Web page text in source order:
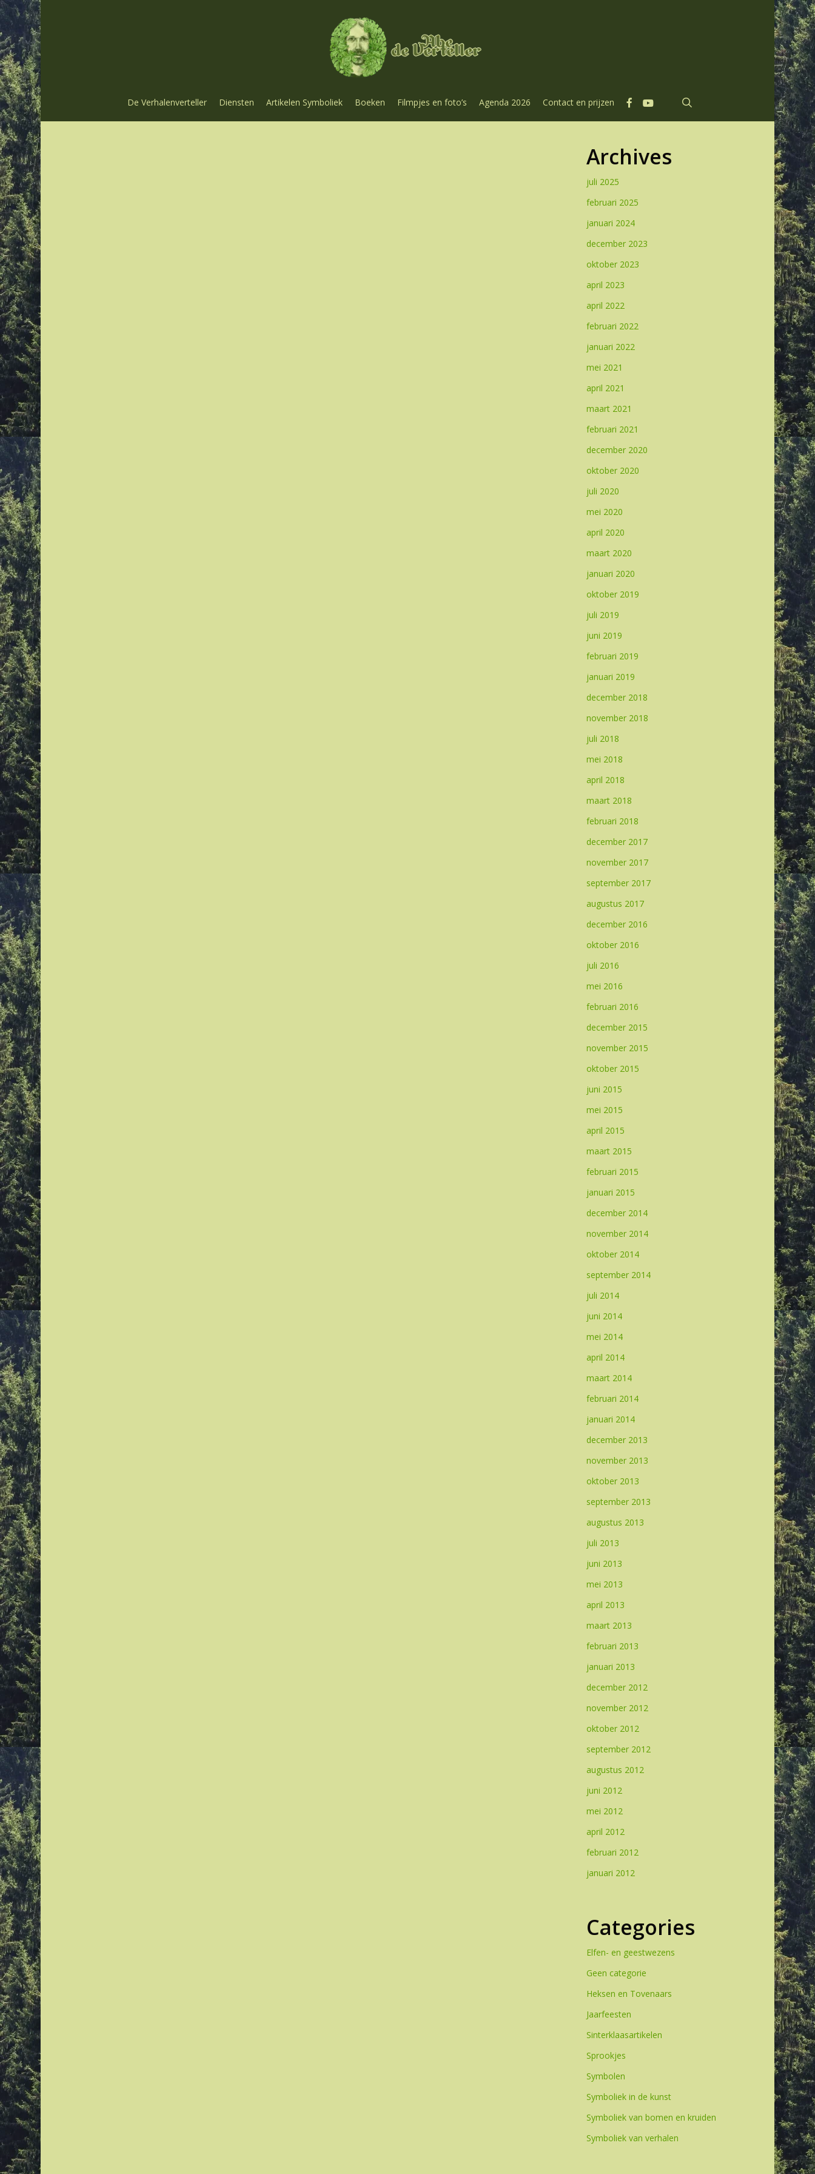
Skip
to
main
content
De Verhalenverteller Diensten Artikelen Symboliek Boeken Filmpjes en foto’s Agenda 2026 Contact en prijzen facebookyoutube
Archives
juli 2025
februari 2025
januari 2024
december 2023
oktober 2023
april 2023
april 2022
februari 2022
januari 2022
mei 2021
april 2021
maart 2021
februari 2021
december 2020
oktober 2020
juli 2020
mei 2020
april 2020
maart 2020
januari 2020
oktober 2019
juli 2019
juni 2019
februari 2019
januari 2019
december 2018
november 2018
juli 2018
mei 2018
april 2018
maart 2018
februari 2018
december 2017
november 2017
september 2017
augustus 2017
december 2016
oktober 2016
juli 2016
mei 2016
februari 2016
december 2015
november 2015
oktober 2015
juni 2015
mei 2015
april 2015
maart 2015
februari 2015
januari 2015
december 2014
november 2014
oktober 2014
september 2014
juli 2014
juni 2014
mei 2014
april 2014
maart 2014
februari 2014
januari 2014
december 2013
november 2013
oktober 2013
september 2013
augustus 2013
juli 2013
juni 2013
mei 2013
april 2013
maart 2013
februari 2013
januari 2013
december 2012
november 2012
oktober 2012
september 2012
augustus 2012
juni 2012
mei 2012
april 2012
februari 2012
januari 2012
Categories
Elfen- en geestwezens
Geen categorie
Heksen en Tovenaars
Jaarfeesten
Sinterklaasartikelen
Sprookjes
Symbolen
Symboliek in de kunst
Symboliek van bomen en kruiden
Symboliek van verhalen